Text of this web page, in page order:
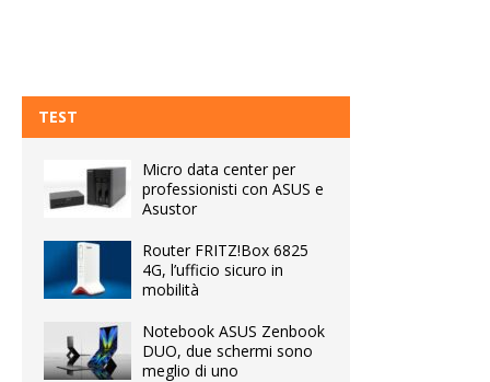
TEST
Micro data center per
professionisti con ASUS e
Asustor
Router FRITZ!Box 6825
4G, l’ufficio sicuro in
mobilità
Notebook ASUS Zenbook
DUO, due schermi sono
meglio di uno